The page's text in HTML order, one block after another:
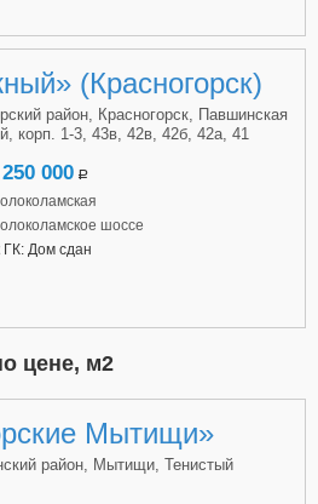
(Красногорск)
район, Красногорск, Павшинская
корп. 1-3, 43в, 42в, 42б, 42а, 41
000 a
шоссе
ГК: Дом сдан
цене, м2
Мытищи»
район, Мытищи, Тенистый